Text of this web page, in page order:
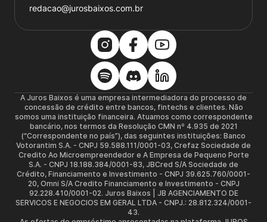
redacao@jurosbaixos.com.br
A Juros Baixos é uma empresa intermediadora do processo de
concessão de crédito entre bancos, fintechs e clientes. Não
somos uma instituição financeira. Atuamos como correspondente
bancário, nos termos da Resolução CMN nº 4.935 de 2021
(“Correspondente no país”), das seguintes instituições: Banco
Votorantim S.A. - CNPJ 59.588.111/0001-03, Crefaz Sociedade de
Credito Ao Microempreendedor e A Empresa de Pequeno Porte
S.A. - CNPJ 18.188.384/0001-83, JBCred S/A Sociedade de
Crédito, Financiamento e Investimento - CNPJ 39.625.760/0001-
20, Omni S/A Credito Financiamento e Investimento - CNPJ
92.228.410/0001-02. Juros Baixos | JB AGENCIAMENTO DE
SERVICOS E NEGOCIOS EM GERAL LTDA - CNPJ.: 28.812.324/0001-
43.